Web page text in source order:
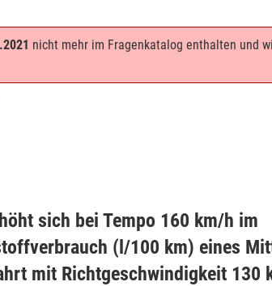
nicht mehr im Fragenkatalog enthalten und
sich bei Tempo 160 km/h im
(l/100 km) eines
mit Richtgeschwindigkeit 130